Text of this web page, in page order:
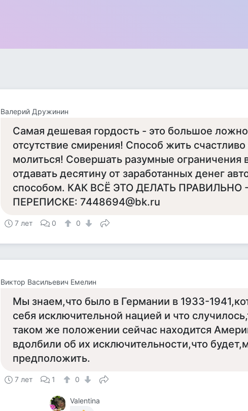
Валерий Дружинин
Самая дешевая гордость - это большое
отсутствие смирения! Способ жить счастливо
молиться! Cовершать разумные ограничения
отдавать десятину от заработанных денег
способом. КАК ВСЁ ЭТО ДЕЛАТЬ
ПЕРЕПИСКЕ: 7448694@bk.ru
7 лет 0 0
Виктор Васильевич Емелин
Мы знаем,что было в Германии в 1933-
себя исключительной нацией и что
таком же положении сейчас находится
вдолбили об их исключительности,что
предположить.
7 лет 1 0
Valentina